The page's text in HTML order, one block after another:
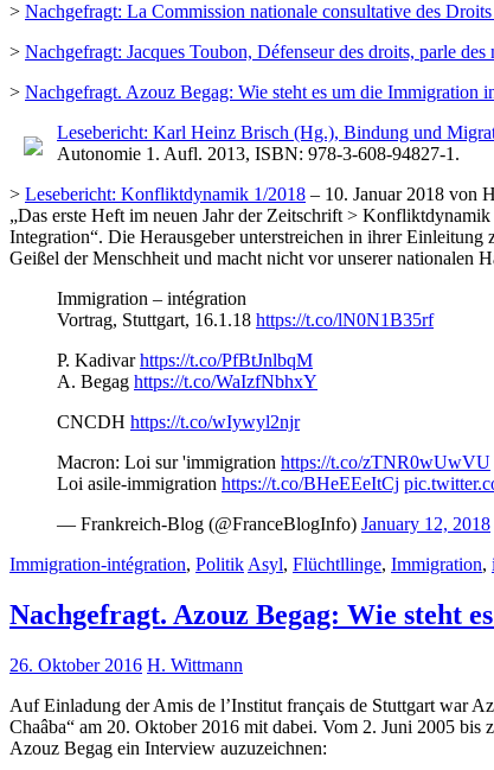
> Nachgefragt: La Commission nationale consultative des
> Nachgefragt: Jacques Toubon, Défenseur des droits, parle des
> Nachgefragt. Azouz Begag: Wie steht es um die Immigration
Lesebericht: Karl Heinz Brisch (Hg.), Bindung und
Autonomie 1. Aufl. 2013, ISBN: 978-3-608-94827-1.
> Lesebericht: Konfliktdynamik 1/2018 – 10. Januar 2018 von
„Das erste Heft im neuen Jahr der Zeitschrift >
Integration“. Die Herausgeber unterstreichen in ihrer
Geißel der Menschheit und macht nicht vor unserer nationalen
Immigration – intégration
Vortrag, Stuttgart, 16.1.18 https://t.co/lN0N1B35rf
P. Kadivarhttps://t.co/PfBtJnlbqM
A. Begag https://t.co/WaIzfNbhxY
CNCDH https://t.co/wIywyl2njr
Macron: Loi sur 'immigration https://t.co/zTNR0wUwVU
Loi asile-immigration https://t.co/BHeEEeItCj
— Frankreich-Blog (@FranceBlogInfo) January 12, 2018
Immigration-intégration, Politik Asyl, Flüchtllinge, Immigration,
Nachgefragt. Azouz Begag: Wie steht
26. Oktober 2016 H. Wittmann
Auf Einladung der Amis de l’Institut français de Stuttgart war
Chaâba“ am 20. Oktober 2016 mit dabei. Vom 2. Juni 2005
Azouz Begag ein Interview auzuzeichnen: